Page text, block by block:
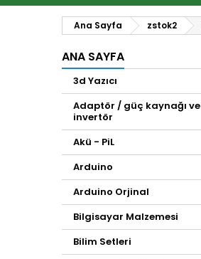
Ana Sayfa zstok2
ANA SAYFA
3d Yazıcı
Adaptör / güç kaynağı ve
invertör
Akü - PiL
Arduino
Arduino Orjinal
Bilgisayar Malzemesi
Bilim Setleri